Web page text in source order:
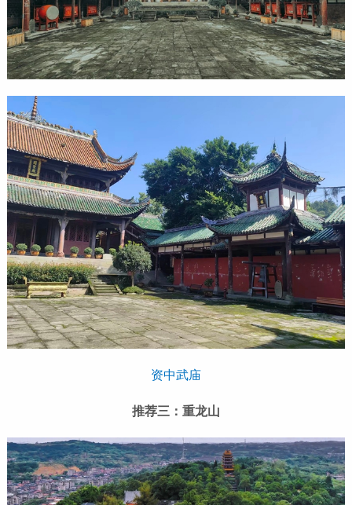
资中武庙
推荐三：重龙山